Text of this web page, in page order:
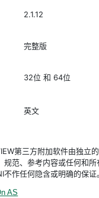
2.1.12
完整版
32位 和 64位
英文
第三方附加软件由独立
规范、参考内容或任何和
作任何隐含或明确的保证
AS